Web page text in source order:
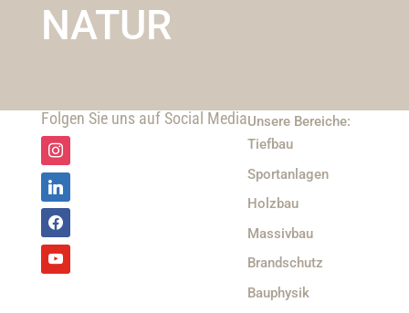
NATUR
Folgen Sie uns auf Social MediaUnsere Bereiche:
Tiefbau
Sportanlagen
Holzbau
Massivbau
Brandschutz
Bauphysik